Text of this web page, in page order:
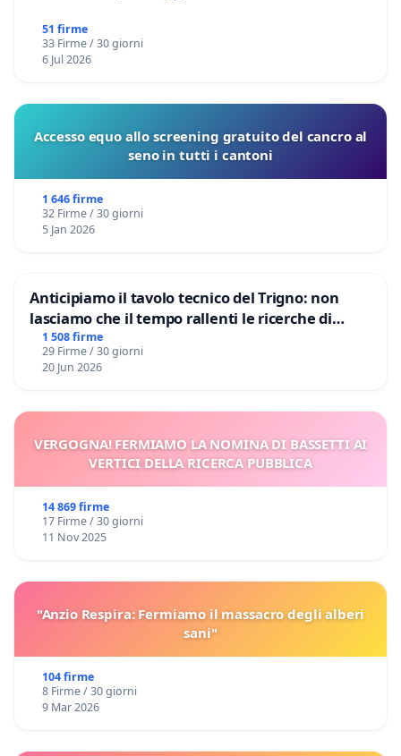
51 firme
33 Firme / 30 giorni
6 Jul 2026
Accesso equo allo screening gratuito del cancro al
seno in tutti i cantoni
1 646 firme
32 Firme / 30 giorni
5 Jan 2026
Anticipiamo il tavolo tecnico del Trigno: non
lasciamo che il tempo rallenti le ricerche di
Domenico Racanati
1 508 firme
29 Firme / 30 giorni
20 Jun 2026
VERGOGNA! FERMIAMO LA NOMINA DI BASSETTI AI
VERTICI DELLA RICERCA PUBBLICA
14 869 firme
17 Firme / 30 giorni
11 Nov 2025
"Anzio Respira: Fermiamo il massacro degli alberi
sani"
104 firme
8 Firme / 30 giorni
9 Mar 2026